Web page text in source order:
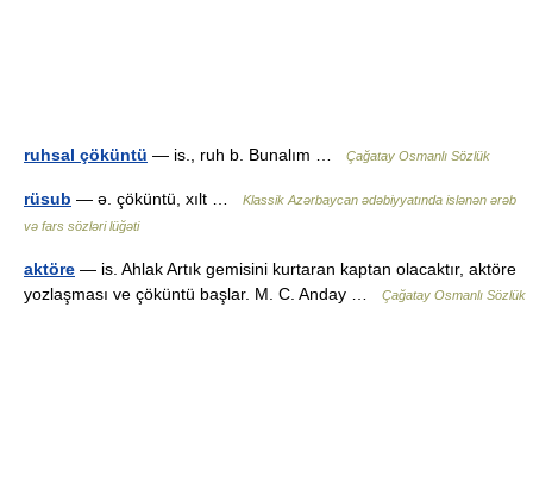
ruhsal çöküntü — is., ruh b. Bunalım … Çağatay Osmanlı Sözlük
rüsub — ə. çöküntü, xılt …
Klassik Azərbaycan ədəbiyyatında islənən ərəb
və fars sözləri lüğəti
aktöre — is. Ahlak Artık gemisini kurtaran kaptan olacaktır, aktöre
yozlaşması ve çöküntü başlar. M. C. Anday …
Çağatay Osmanlı Sözlük